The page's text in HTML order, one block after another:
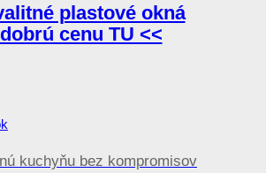
plastové okná
cenu TU <<
kuchyňu bez kompromisov